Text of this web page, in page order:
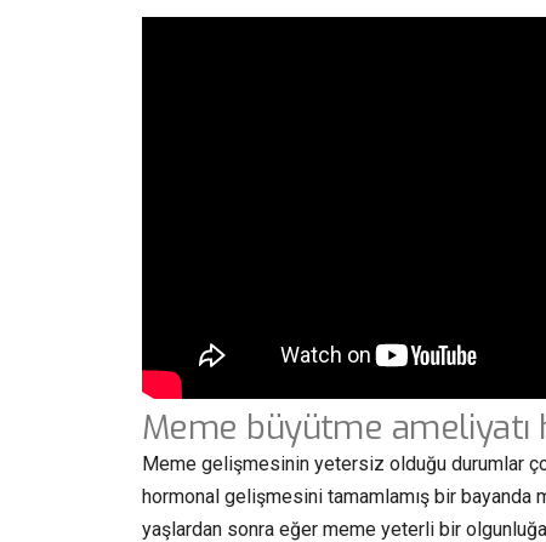
Meme büyütme ameliyatı
Meme gelişmesinin yetersiz olduğu durumlar
hormonal gelişmesini tamamlamış bir
yaşlardan sonra eğer meme yeterli bir